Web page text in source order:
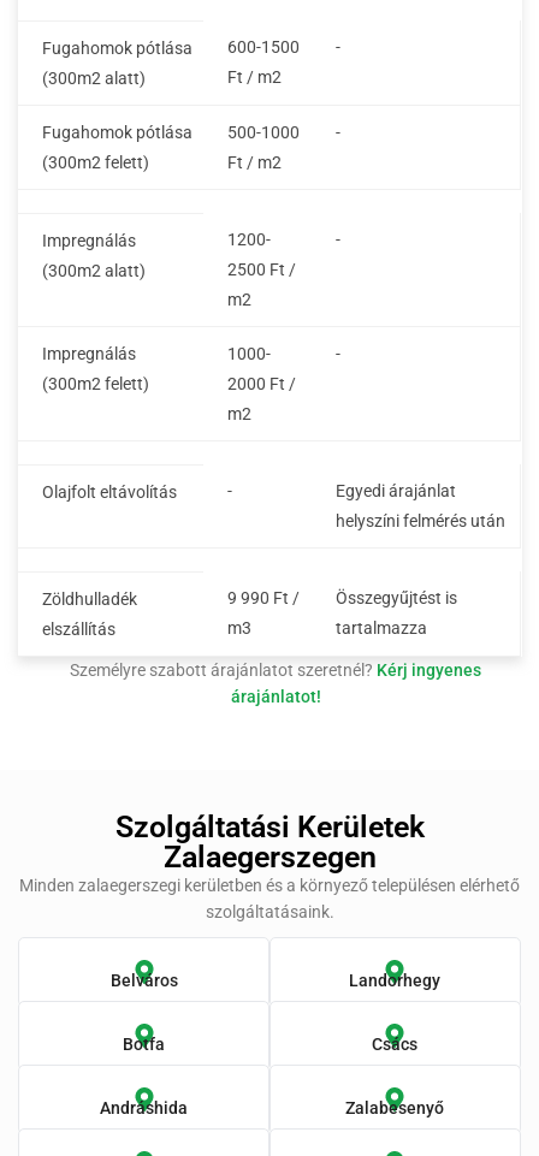
Fugahomok pótlása
(300m2 alatt)
600-1500
Ft / m2
-
Fugahomok pótlása
(300m2 felett)
500-1000
Ft / m2
-
Impregnálás
(300m2 alatt)
1200-
2500 Ft /
m2
-
Impregnálás
(300m2 felett)
1000-
2000 Ft /
m2
-
Olajfolt eltávolítás -
Egyedi árajánlat
helyszíni felmérés után
Zöldhulladék
elszállítás
9 990 Ft /
m3
Összegyűjtést is
tartalmazza
Személyre szabott árajánlatot szeretnél? Kérj ingyenes
árajánlatot!
Szolgáltatási Kerületek
Zalaegerszegen
Minden zalaegerszegi kerületben és a környező településen elérhető
szolgáltatásaink.
Belváros Landorhegy
Botfa Csács
Andráshida Zalabesenyő